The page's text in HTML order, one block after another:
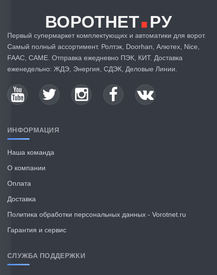
ВОРОТНЕТ.РУ
Первый супермаркет комплектующих и автоматики для ворот.
Самый полный ассортимент. Ролтэк, Doorhan, Алютех, Nice,
FAAC, CAME. Отправка ежедневно ПЭК, КИТ. Доставка
еженедельно: ЖДЭ, Энергия, СДЭК, Деловые Линии.
ИНФОРМАЦИЯ
Наша команда
О компании
Оплата
Доставка
Политика обработки персональных данных - Vorotnet.ru
Гарантия и сервис
СЛУЖБА ПОДДЕРЖКИ